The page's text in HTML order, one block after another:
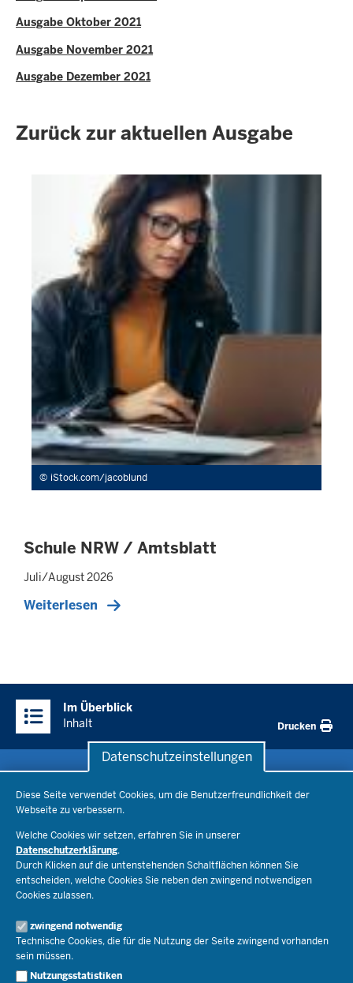
Datenschutzeinstellungen
Diese Seite verwendet Cookies, um die Benutzerfreundlichkeit der
Webseite zu verbessern.
Welche Cookies wir setzen, erfahren Sie in unserer
Datenschutzerklärung.
Durch Klicken auf die untenstehenden Schaltflächen können Sie
entscheiden, welche Cookies Sie neben den zwingend notwendigen
Cookies zulassen.
zwingend notwendig
Technische Cookies, die für die Nutzung der Seite zwingend vorhanden
sein müssen.
Nutzungsstatistiken
Ausgabe Oktober 2021
Ausgabe November 2021
Ausgabe Dezember 2021
Zurück zur aktuellen Ausgabe
iStock.com/jacoblund
Schule NRW / Amtsblatt
Juli/August 2026
Weiterlesen
Inhalte
Im Überblick
Inhalt
Drucken
Bildungsthemen
Lehrkräfte
Recht
Schulleben
Ministerium
Ministerin Dorothee Feller
Staatssekretär Dr. Urban Mauer
Open Government
Bibliothek
Presse
Pressefotos
Social Media
Pressekontakt
Service
Schule(n) suchen
Kontakt